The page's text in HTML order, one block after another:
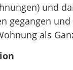
und
gegangen
als